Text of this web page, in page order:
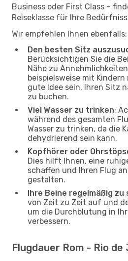
Business oder First Class –
Reiseklasse für Ihre
Wir empfehlen Ihnen ebenfalls:
Den besten Sitz
Berücksichtigen Sie die
Nähe zu
beispielsweise mit
gute Idee sein, Ihren Sitz
zu buchen.
Viel Wasser zu trinken:
während des gesamten
Wasser zu trinken, da die
dehydrierend sein kann.
Kopfhörer oder
Dies hilft Ihnen, eine
schaffen und Ihren Flug
gestalten.
Ihre Beine regelmäßig zu
von Zeit zu Zeit auf und
um die Durchblutung in
verbessern.
Flugdauer Rom - Rio de